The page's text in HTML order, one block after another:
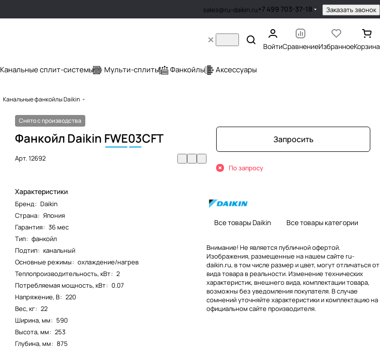
sales@ru-daikin.ru+7 499 703-37-18 Заказать звонок
ВойтиСравнениеИзбранноеКорзина
Канальные сплит-системы Мульти-сплиты Фанкойлы Аксессуары
Канальные фанкойлы Daikin
Снято с производства
Фанкойл Daikin FWE03CFT
Арт.12692
Характеристики
Бренд: Daikin
Страна: Япония
Гарантия: 36 мес
Тип: фанкойл
Подтип: канальный
Основные режимы: охлаждение/нагрев
Теплопроизводительность, кВт: 2
Потребляемая мощность, кВт: 0.07
Напряжение, В: 220
Вес, кг: 22
Ширина, мм: 590
Высота, мм: 253
Глубина, мм: 875
Запросить
По запросу
Все товары Daikin Все товары категории
Внимание! Не является публичной офертой.
Изображения, размещенные на нашем сайте ru-
daikin.ru, в том числе размер и цвет, могут отличаться от
вида товара в реальности. Изменение технических
характеристик, внешнего вида, комплектации товара,
возможны без уведомления покупателя. В случае
сомнений уточняйте характеристики и комплектацию на
официальном сайте производителя.